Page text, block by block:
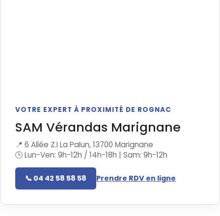
VOTRE EXPERT À PROXIMITÉ DE ROGNAC
SAM Vérandas Marignane
📍 6 Allée Z.I La Palun, 13700 Marignane
🕒 Lun-Ven: 9h-12h / 14h-18h | Sam: 9h-12h
📞 04 42 58 58 58 Prendre RDV en ligne